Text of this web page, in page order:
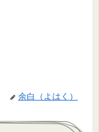
余白（よはく）